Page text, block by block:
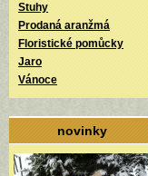
Stuhy
Prodaná aranžmá
Floristické pomůcky
Jaro
Vánoce
novinky